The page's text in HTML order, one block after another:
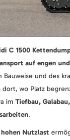
C 1500
auf engen
Bauweise und des
dort, wo Platz
im Tiefbau,
.
hohen Nutzlast